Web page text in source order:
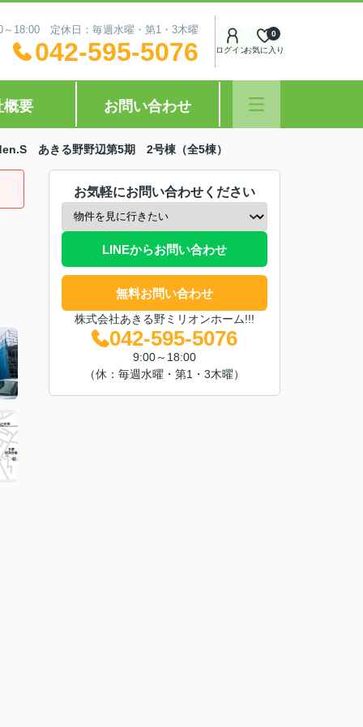
～18:00 定休日：毎週水曜・第1・3木曜
042-595-5076 ログインお気に入り
0
概要 お問い合わせ
あきる野野辺第5期 2号棟（全5棟）
お気軽にお問い合わせください
LINEからお問い合わせ
無料お問い合わせ
株式会社あきる野ミリオンホーム!!!
042-595-5076
9:00～18:00
（休：毎週水曜・第1・3木曜）